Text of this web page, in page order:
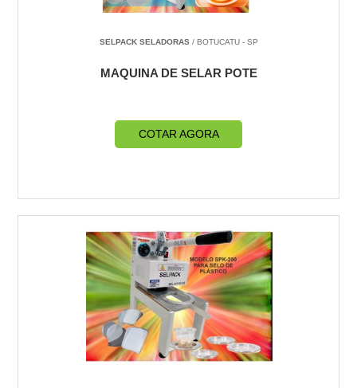
SELPACK SELADORAS/ BOTUCATU - SP
MAQUINA DE SELAR POTE
COTAR AGORA